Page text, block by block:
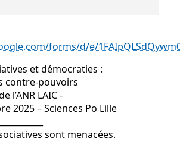
forms/d/e/
et démocraties :
contre-pouvoirs
l’ANR LAIC -
2025 – Sciences Po Lille
sont menacées.